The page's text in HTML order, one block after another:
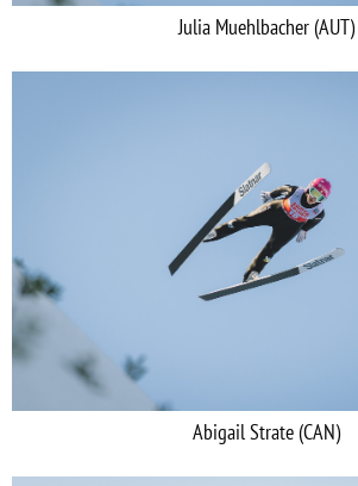
Julia Muehlbacher (AUT)
Abigail Strate (CAN)